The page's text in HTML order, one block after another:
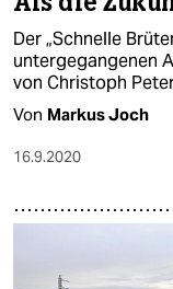
Der „Schnelle
untergegangenen
von Christoph
Von Markus Joch
16.9.2020